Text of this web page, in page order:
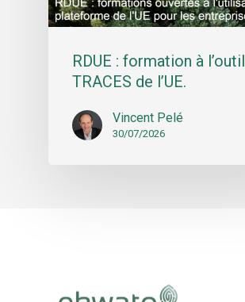
RDUE : formation à l’outil
TRACES de l’UE.
Vincent Pelé
30/07/2026